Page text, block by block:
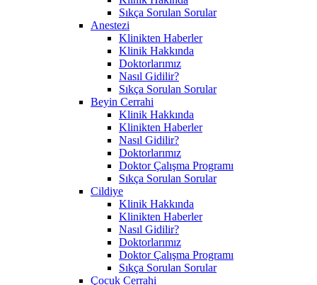
Sıkça Sorulan Sorular
Anestezi
Klinikten Haberler
Klinik Hakkında
Doktorlarımız
Nasıl Gidilir?
Sıkça Sorulan Sorular
Beyin Cerrahi
Klinik Hakkında
Klinikten Haberler
Nasıl Gidilir?
Doktorlarımız
Doktor Çalışma Programı
Sıkça Sorulan Sorular
Cildiye
Klinik Hakkında
Klinikten Haberler
Nasıl Gidilir?
Doktorlarımız
Doktor Çalışma Programı
Sıkça Sorulan Sorular
Çocuk Cerrahi